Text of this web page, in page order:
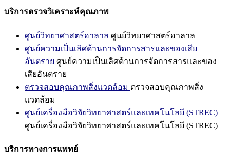
บริการตรวจวิเคราะห์คุณภาพ
ศูนย์วิทยาศาสตร์ฮาลาล ศูนย์วิทยาศาสตร์ฮาลาล
ศูนย์ความเป็นเลิศด้านการจัดการสารและของเสีย
อันตราย ศูนย์ความเป็นเลิศด้านการจัดการสารและของ
เสียอันตราย
ตรวจสอบคุณภาพสิ่งแวดล้อม ตรวจสอบคุณภาพสิ่ง
แวดล้อม
ศูนย์เครื่องมือวิจัยวิทยาศาสตร์และเทคโนโลยี (STREC)
ศูนย์เครื่องมือวิจัยวิทยาศาสตร์และเทคโนโลยี (STREC)
บริการทางการแพทย์